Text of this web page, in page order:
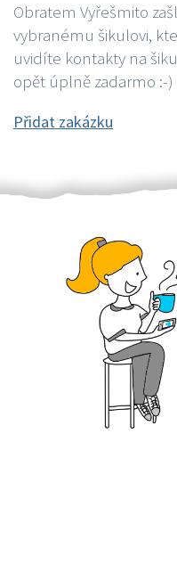
Obratem Vyřešmito
vybranému šikulovi,
uvidíte kontakty na
opět úplně zadarmo :-)
Přidat zakázku